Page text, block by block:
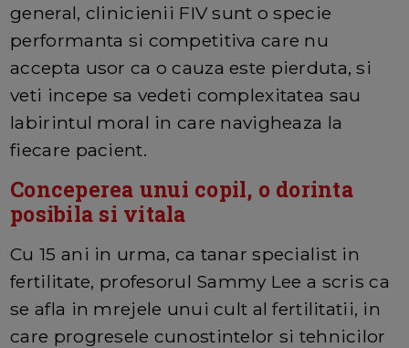
general, clinicienii FIV sunt o specie
performanta si competitiva care nu
accepta usor ca o cauza este pierduta, si
veti incepe sa vedeti complexitatea sau
labirintul moral in care navigheaza la
fiecare pacient.
Conceperea unui copil, o dorinta
posibila si vitala
Cu 15 ani in urma, ca tanar specialist in
fertilitate, profesorul Sammy Lee a scris ca
se afla in mrejele unui cult al fertilitatii, in
care progresele cunostintelor si tehnicilor